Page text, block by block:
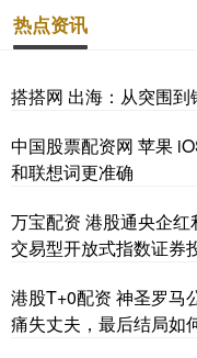
热点资讯
搭搭网 出海：从突围到
中国股票配资网 苹果
和联想词更准确
万宝配资 港股通央企
交易型开放式指数证券
港股T+0配资 神圣罗马
痛失丈夫，最后结局如